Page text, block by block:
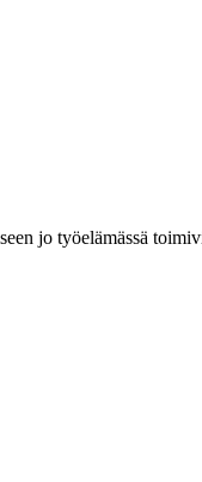
jo työelämässä